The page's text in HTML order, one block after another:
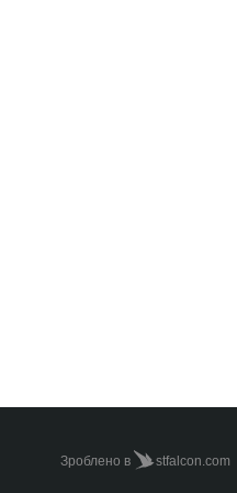
Зроблено в stfalcon.com